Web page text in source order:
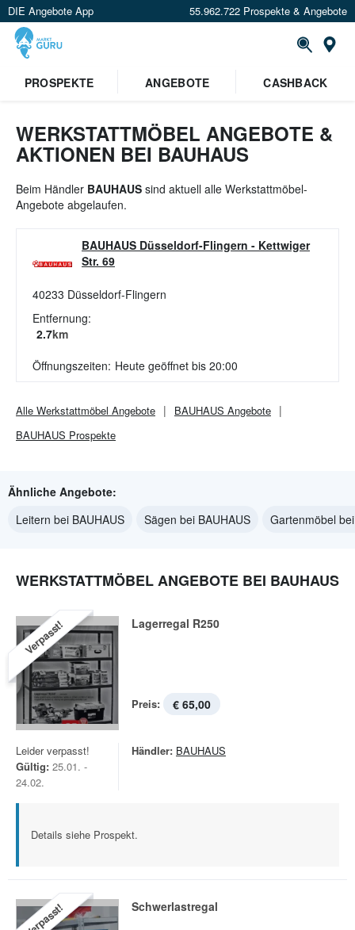
DIE Angebote App 55.962.722 Prospekte & Angebote
Standort festlegen
PROSPEKTE ANGEBOTE CASHBACK
WERKSTATTMÖBEL ANGEBOTE &
AKTIONEN BEI BAUHAUS
Beim Händler BAUHAUS sind aktuell alle Werkstattmöbel-
Angebote abgelaufen.
BAUHAUS Düsseldorf-Flingern - Kettwiger
Str. 69
40233 Düsseldorf-Flingern
Entfernung:
2.7km
Öffnungszeiten: Heute geöffnet bis 20:00
Alle Werkstattmöbel Angebote BAUHAUS Angebote
BAUHAUS Prospekte
Ähnliche Angebote:
Leitern bei BAUHAUS
Sägen bei BAUHAUS Gartenmöbel
WERKSTATTMÖBEL ANGEBOTE BEI BAUHAUS
Verpasst! Lagerregal R250
Preis: € 65,00
Leider verpasst!
Gültig: 25.01. -
24.02.
Händler: BAUHAUS
Details siehe Prospekt.
Verpasst! Schwerlastregal